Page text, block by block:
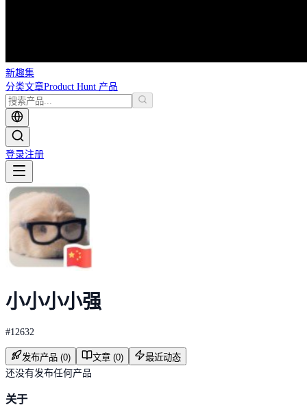
新趣集
分类文章Product Hunt 产品
登录注册
小小小小强
#12632
发布产品 (0) 文章 (0)
最近动态
还没有发布任何产品
关于